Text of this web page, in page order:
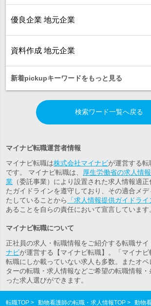
優良企業 地元企業
資料作成 地元企業
新着pickupキーワードをもっと見る
検索ワード一覧へ戻る
マイナビ転職運営者情報
マイナビ転職は株式会社マイナビが運営する転
です。 マイナビ転職は、
厚生労働省の求人情
業 （委託事業）により設置された求人情報適
たガイドラインを遵守しており、その適合メ
たしていることから
「求人情報提供ガイドライ
あることを自らの責任において宣言しています
マイナビ転職について
正社員の求人・転職情報をご紹介する転職サイ
ナビが運営する【マイナビ転職】。「マイナ
転職にしか載っていない求人も多数。またオペ
ターの転職・求人情報などご希望の転職情報
った求人選びができます。
転職TOP 動物看護師の転職・求人情報TOP 動物